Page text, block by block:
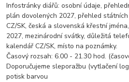
Infostránky diářů: osobní údaje,
plán dovolených 2027, přehled
CZ/SK, česká a slovenská křestní
2027, mezinárodní svátky, důležitá
kalendář CZ/SK, místo na poznámky.
Časový rozsah: 6.00 - 21.30 hod.
Doporučujeme sleporažbu (vytlačení
potisk barvou